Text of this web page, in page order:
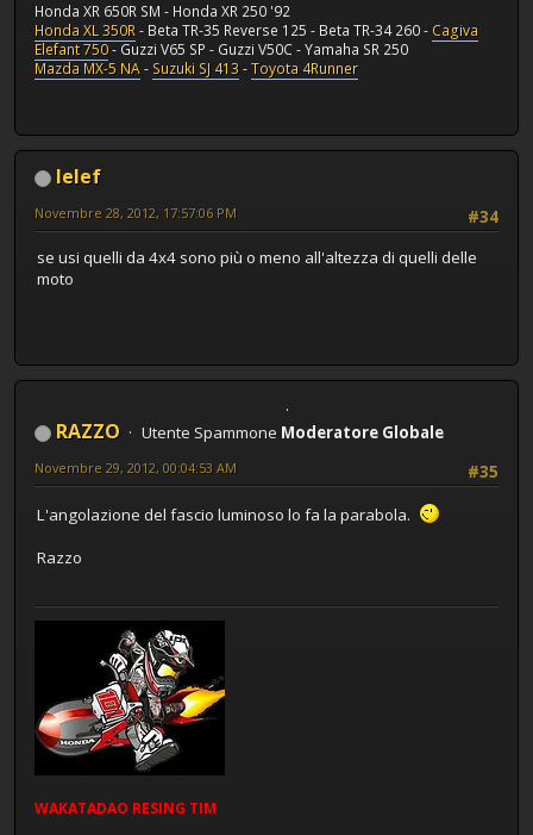
Honda XR 650R SM - Honda XR 250 '92
Honda XL 350R- Beta TR-35 Reverse 125 - Beta TR-34 260 - Cagiva
Elefant 750- Guzzi V65 SP - Guzzi V50C - Yamaha SR 250
Mazda MX-5 NA- Suzuki SJ 413-Toyota 4Runner
lelef
#34
Novembre 28, 2012, 17:57:06 PM
se usi quelli da 4x4 sono più o meno all'altezza di quelli delle
moto
RAZZO Utente Spammone Moderatore Globale
#35
Novembre 29, 2012, 00:04:53 AM
L'angolazione del fascio luminoso lo fa la parabola.
Razzo
WAKATADAO RESING TIM